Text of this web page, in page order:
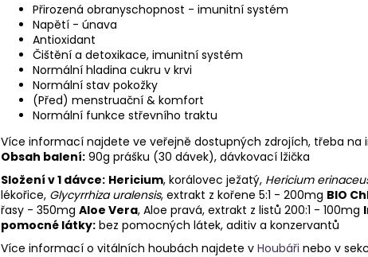
Přirozená obranyschopnost - imunitní systém
Napětí - únava
Antioxidant
Čištění a detoxikace, imunitní systém
Normální hladina cukru v krvi
Normální stav pokožky
(Před) menstruační & komfort
Normální funkce střevního traktu
Více informací najdete ve veřejně dostupných zdrojích, třeba na
Obsah balení: 90g prášku (30 dávek), dávkovací lžička
Složení v 1 dávce: Hericium, korálovec ježatý, Hericium
lékořice, Glycyrrhiza uralensis, extrakt z kořene 5:1 - 200mg BIO
řasy - 350mg Aloe Vera, Aloe pravá, extrakt z listů 200:1 - 100mg
pomocné látky: bez pomocných látek, aditiv a konzervantů
Více informací o vitálních houbách najdete v Houbáři nebo v